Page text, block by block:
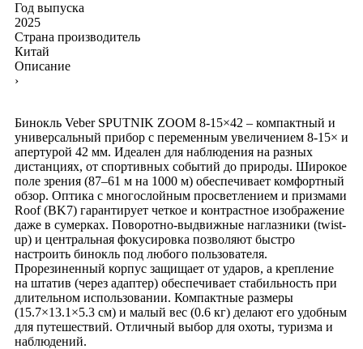
Год выпуска
2025
Страна производитель
Китай
Описание
›
Бинокль Veber SPUTNIK ZOOM 8-15×42 – компактный и
универсальный прибор с переменным увеличением 8-15× и
апертурой 42 мм. Идеален для наблюдения на разных
дистанциях, от спортивных событий до природы. Широкое
поле зрения (87–61 м на 1000 м) обеспечивает комфортный
обзор. Оптика с многослойным просветлением и призмами
Roof (BK7) гарантирует четкое и контрастное изображение
даже в сумерках. Поворотно-выдвижные наглазники (twist-
up) и центральная фокусировка позволяют быстро
настроить бинокль под любого пользователя.
Прорезиненный корпус защищает от ударов, а крепление
на штатив (через адаптер) обеспечивает стабильность при
длительном использовании. Компактные размеры
(15.7×13.1×5.3 см) и малый вес (0.6 кг) делают его удобным
для путешествий. Отличный выбор для охоты, туризма и
наблюдений.